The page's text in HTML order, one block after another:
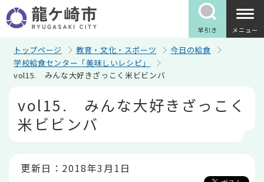
の
ペ
早引き メニュー
トップページ 教育・文化・スポーツ
今日の給食
学校給食センター「美味しいレシピ」
vol15. みんな大好きざっこく米ビビンバ
vol15. みんな大好きざっこく
米ビビンバ
更新日：2018年3月1日